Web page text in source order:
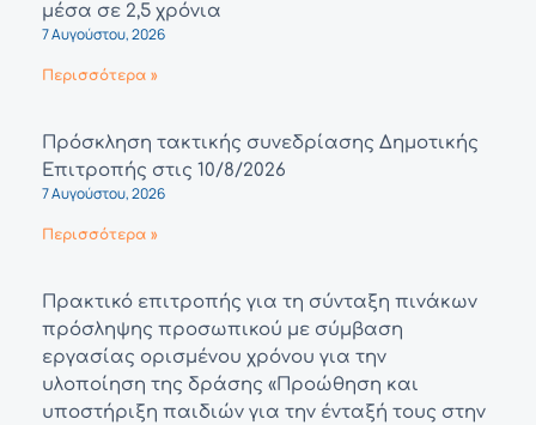
μέσα σε 2,5 χρόνια
7 Αυγούστου, 2026
Περισσότερα »
Πρόσκληση τακτικής συνεδρίασης Δημοτικής
Επιτροπής στις 10/8/2026
7 Αυγούστου, 2026
Περισσότερα »
Πρακτικό επιτροπής για τη σύνταξη πινάκων
πρόσληψης προσωπικού με σύμβαση
εργασίας ορισμένου χρόνου για την
υλοποίηση της δράσης «Προώθηση και
υποστήριξη παιδιών για την ένταξή τους στην